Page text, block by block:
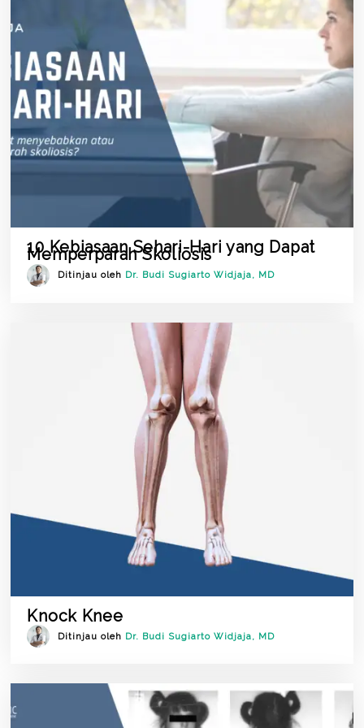
10 Kebiasaan Sehari-Hari yang Dapat
Memperparah Skoliosis
Ditinjau oleh Dr. Budi Sugiarto Widjaja, MD
Knock Knee
Ditinjau oleh Dr. Budi Sugiarto Widjaja, MD